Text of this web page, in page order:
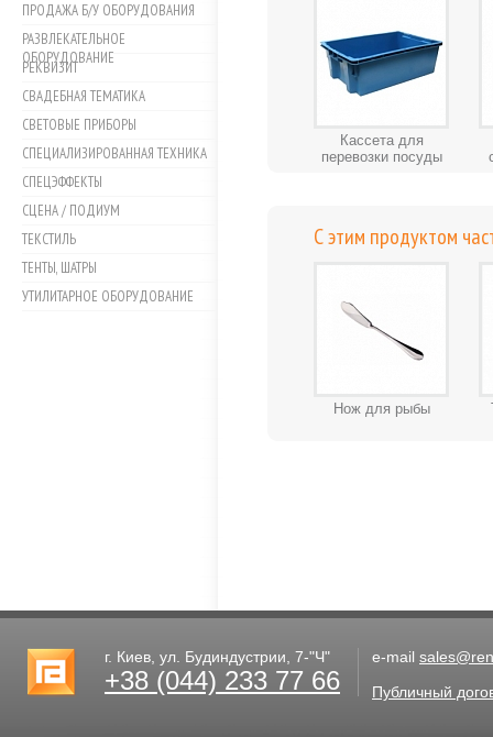
ПРОДАЖА Б/У ОБОРУДОВАНИЯ
РАЗВЛЕКАТЕЛЬНОЕ
ОБОРУДОВАНИЕ
РЕКВИЗИТ
СВАДЕБНАЯ ТЕМАТИКА
СВЕТОВЫЕ ПРИБОРЫ
СПЕЦИАЛИЗИРОВАННАЯ ТЕХНИКА
СПЕЦЭФФЕКТЫ
СЦЕНА / ПОДИУМ
ТЕКСТИЛЬ
ТЕНТЫ, ШАТРЫ
УТИЛИТАРНОЕ ОБОРУДОВАНИЕ
Кассета для
перевозки посуды
С этим продуктом
Нож для рыбы
г. Киев, ул. Будиндустрии, 7-"Ч"
+38 (044) 233 77 66
e-mail
Публичный